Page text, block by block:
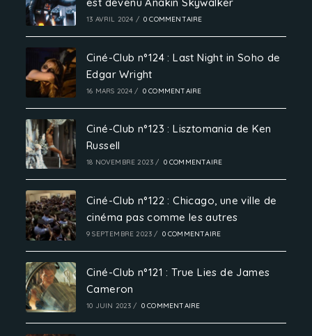
13 AVRIL 2024 / 0 COMMENTAIRE
Ciné-Club n°124 : Last Night in Soho de
Edgar Wright
16 MARS 2024 / 0 COMMENTAIRE
Ciné-Club n°123 : Lisztomania de Ken
Russell
18 NOVEMBRE 2023 / 0 COMMENTAIRE
Ciné-Club n°122 : Chicago, une ville de
cinéma pas comme les autres
9 SEPTEMBRE 2023 / 0 COMMENTAIRE
Ciné-Club n°121 : True Lies de James
Cameron
10 JUIN 2023 / 0 COMMENTAIRE